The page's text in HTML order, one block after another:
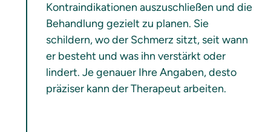
Kontraindikationen auszuschließen und die
Behandlung gezielt zu planen. Sie
schildern, wo der Schmerz sitzt, seit wann
er besteht und was ihn verstärkt oder
lindert. Je genauer Ihre Angaben, desto
präziser kann der Therapeut arbeiten.